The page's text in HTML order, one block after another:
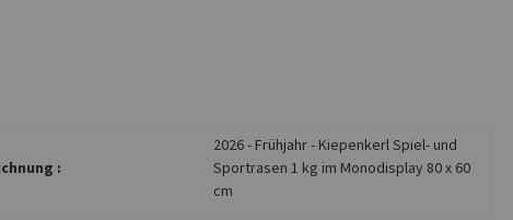
:
2026 - Frühjahr - Kiepenkerl Spiel- und
Sportrasen 1 kg im Monodisplay 80 x 60
cm